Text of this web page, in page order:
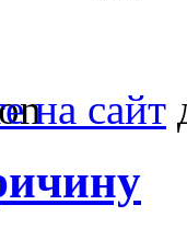
на сайт